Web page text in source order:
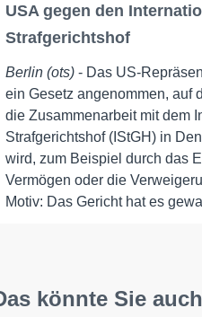
USA gegen den
Strafgerichtshof
Berlin (ots) - Das US-
ein Gesetz angenommen, auf
die Zusammenarbeit mit dem
Strafgerichtshof (IStGH) in
wird, zum Beispiel durch das
Vermögen oder die
Motiv: Das Gericht hat es
könnte Sie